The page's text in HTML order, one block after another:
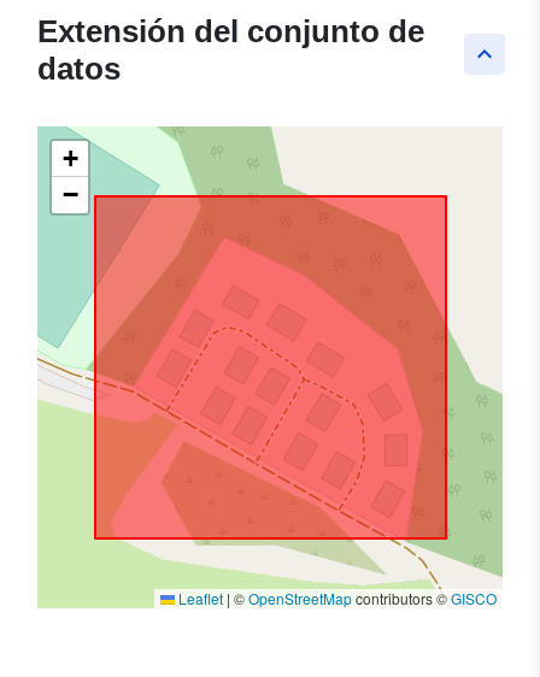
keyboard_arrow_up
Extensión del conjunto de
datos
+
−
Leaflet | ©OpenStreetMapcontributors ©GISCO